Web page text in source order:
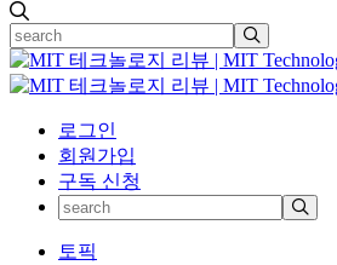
로그인
회원가입
구독 신청
토픽